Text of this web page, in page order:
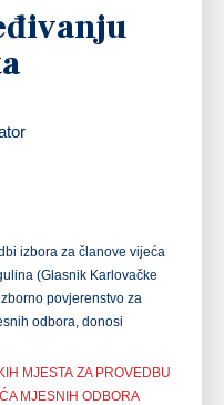
izbora za članove vijeća
(Glasnik Karlovačke
povjerenstvo za
odbora, donosi
MJESTA ZA PROVEDBU
MJESNIH ODBORA